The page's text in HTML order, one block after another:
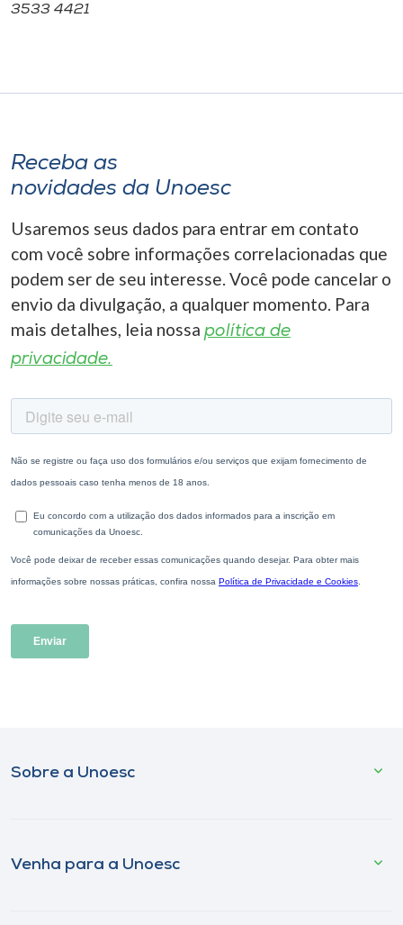
3533 4421
Receba as
novidades da Unoesc
Usaremos seus dados para entrar em contato
com você sobre informações correlacionadas que
podem ser de seu interesse. Você pode cancelar o
envio da divulgação, a qualquer momento. Para
mais detalhes, leia nossa política de
privacidade.
Sobre a Unoesc
Venha para a Unoesc